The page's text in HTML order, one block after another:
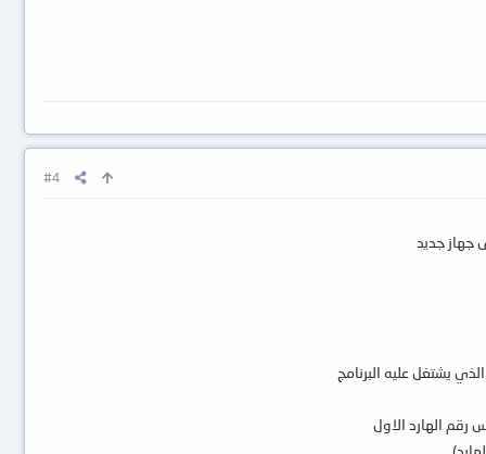
#4
جهاز جديد
يشتغل عليه البرنامج
رقم الهارد الاول